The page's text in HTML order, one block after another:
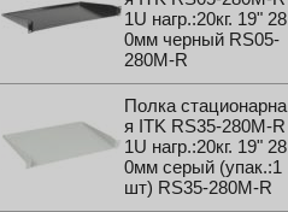
1U нагр.:20кг. 19" 28
0мм черный RS05-
280M-R
Полка стационарна
я ITK RS35-280M-R
1U нагр.:20кг. 19" 28
0мм серый (упак.:1
шт) RS35-280M-R